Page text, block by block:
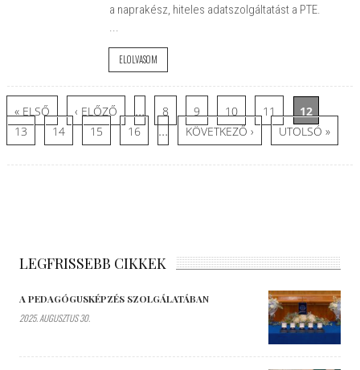
a naprakész, hiteles adatszolgáltatást a PTE.
...
ELOLVASOM
Oldalak
« ELSŐ ‹ ELŐZŐ … 8 9 10 11
12
13
14 15 16 … KÖVETKEZŐ › UTOLSÓ »
LEGFRISSEBB CIKKEK
A PEDAGÓGUSKÉPZÉS SZOLGÁLATÁBAN
2025. AUGUSZTUS 30.